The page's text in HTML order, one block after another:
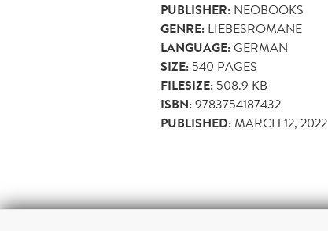
PUBLISHER: NEOBOOKS
GENRE: LIEBESROMANE
LANGUAGE:GERMAN
SIZE: 540 PAGES
FILESIZE: 508.9 KB
ISBN:9783754187432
PUBLISHED:MARCH 12, 2022